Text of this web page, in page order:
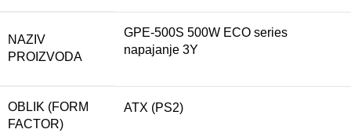
NAZIV
PROIZVODA
GPE-500S 500W ECO series
napajanje 3Y
OBLIK (FORM
FACTOR)
ATX (PS2)